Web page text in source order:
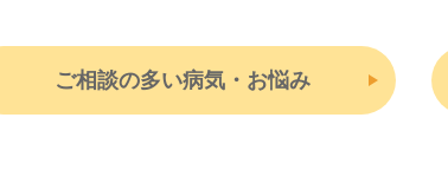
ご相談の多い病気・お悩み